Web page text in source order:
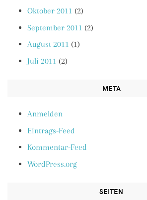
Oktober 2011 (2)
September 2011 (2)
August 2011 (1)
Juli 2011 (2)
META
Anmelden
Eintrags-Feed
Kommentar-Feed
WordPress.org
SEITEN